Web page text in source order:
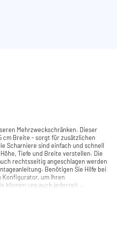
Mehrzweckschränken. Dieser
cm Breite - sorgt für zusätzlichen
Tiefe und Breite verstellen. Die
rechtsseitig angeschlagen werden
Konfigurator, um Ihren
können uns auch jederzeit